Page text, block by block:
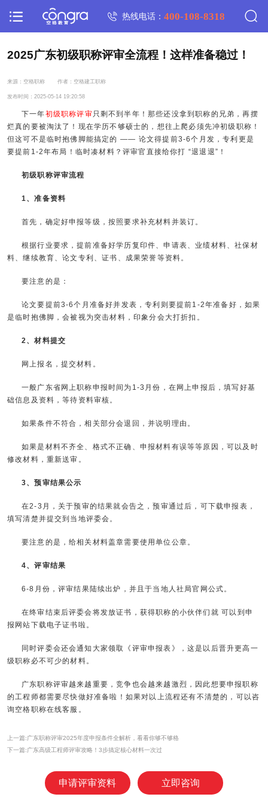
热线电话：400-108-8318
2025广东初级职称评审全流程！这样准备稳过！
来源：空格职称 作者：空格建工职称
发布时间：2025-05-14 19:20:58
下一年初级职称评审只剩不到半年！那些还没拿到职称的兄弟，再摆
烂真的要被淘汰了！现在学历不够硕士的，想往上爬必须先冲初级职称！
但这可不是临时抱佛脚能搞定的 —— 论文得提前3-6个月发，专利更是
要提前1-2年布局！临时凑材料？评审官直接给你打 “退退退”！
初级职称评审流程
1、准备资料
首先，确定好申报等级，按照要求补充材料并装订。
根据行业要求，提前准备好学历复印件、申请表、业绩材料、社保材
料、继续教育、论文专利、证书、成果荣誉等资料。
要注意的是：
论文要提前3-6个月准备好并发表，专利则要提前1-2年准备好，如果
是临时抱佛脚，会被视为突击材料，印象分会大打折扣。
2、材料提交
网上报名，提交材料。
一般广东省网上职称申报时间为1-3月份，在网上申报后，填写好基
础信息及资料，等待资料审核。
如果条件不符合，相关部分会退回，并说明理由。
如果是材料不齐全、格式不正确、申报材料有误等等原因，可以及时
修改材料，重新送审。
3、预审结果公示
在2-3月，关于预审的结果就会告之，预审通过后，可下载申报表，
填写清楚并提交到当地评委会。
要注意的是，给相关材料盖章需要使用单位公章。
4、评审结果
6-8月份，评审结果陆续出炉，并且于当地人社局官网公式。
在终审结束后评委会将发放证书，获得职称的小伙伴们就 可以到申
报网站下载电子证书啦。
同时评委会还会通知大家领取《评审申报表》，这是以后晋升更高一
级职称必不可少的材料。
广东职称评审越来越重要，竞争也会越来越激烈，因此想要申报职称
的工程师都需要尽快做好准备啦！如果对以上流程还有不清楚的，可以咨
询空格职称在线客服。
上一篇:广东职称评审2025年度申报条件全解析，看看你够不够格
下一篇:广东高级工程师评审攻略！3步搞定核心材料一次过
申请评审资料 立即咨询